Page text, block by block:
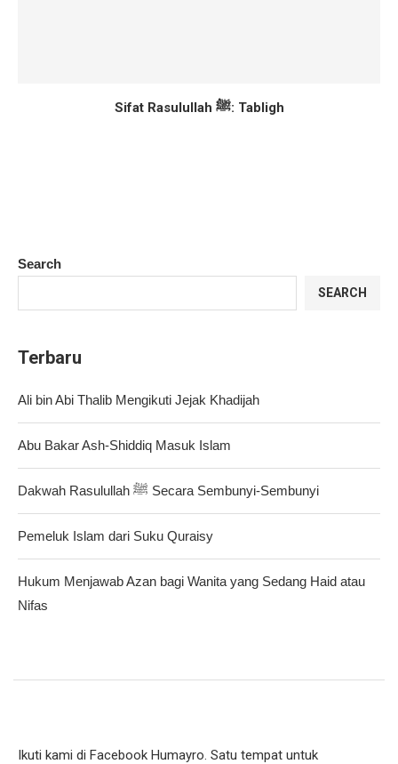
Sifat Rasulullah ﷺ: Tabligh
Search
SEARCH
Terbaru
Ali bin Abi Thalib Mengikuti Jejak Khadijah
Abu Bakar Ash-Shiddiq Masuk Islam
Dakwah Rasulullah ﷺ Secara Sembunyi-Sembunyi
Pemeluk Islam dari Suku Quraisy
Hukum Menjawab Azan bagi Wanita yang Sedang Haid atau
Nifas
Ikuti kami di Facebook Humayro. Satu tempat untuk